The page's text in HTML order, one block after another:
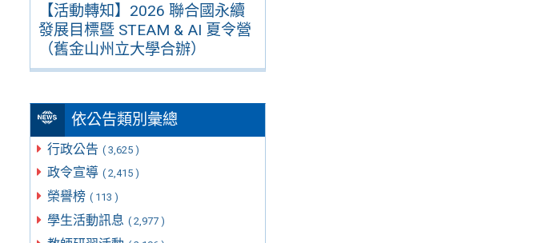
【活動轉知】2026 聯合國永續
發展目標暨 STEAM & AI 夏令營
（舊金山州立大學合辦）
依公告類別彙總
行政公告 ( 3,625 )
政令宣導 ( 2,415 )
榮譽榜 ( 113 )
學生活動訊息 ( 2,977 )